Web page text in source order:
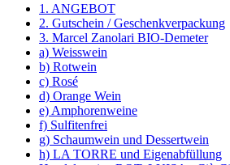
1. ANGEBOT
2. Gutschein / Geschenkverpackung
3. Marcel Zanolari BIO-Demeter
a) Weisswein
b) Rotwein
c) Rosé
d) Orange Wein
e) Amphorenweine
f) Sulfitenfrei
g) Schaumwein und Dessertwein
h) LA TORRE und Eigenabfüllung